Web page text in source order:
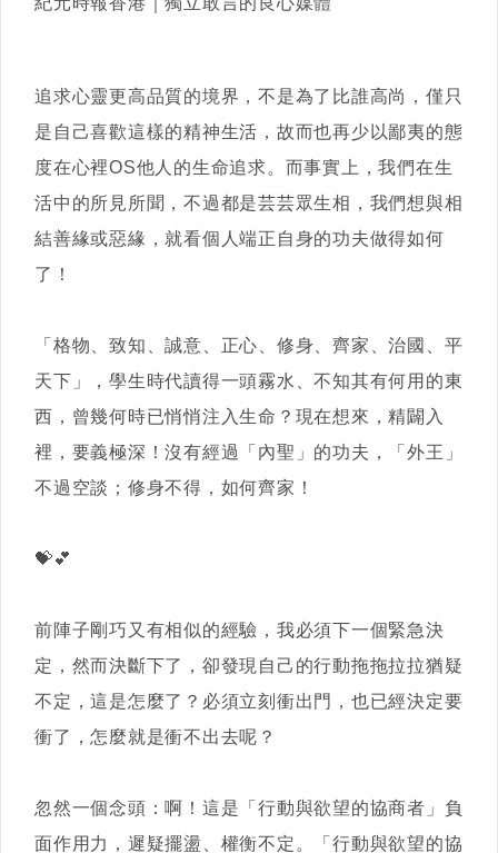
追求心靈更高品質的境界，不是為了比誰高尚，僅只
是自己喜歡這樣的精神生活，故而也再少以鄙夷的態
度在心裡OS他人的生命追求。而事實上，我們在生
活中的所見所聞，不過都是芸芸眾生相，我們想與相
結善緣或惡緣，就看個人端正自身的功夫做得如何
了！
「格物、致知、誠意、正心、修身、齊家、治國、平
天下」，學生時代讀得一頭霧水、不知其有何用的東
西，曾幾何時已悄悄注入生命？現在想來，精闢入
裡，要義極深！沒有經過「內聖」的功夫，「外王」
不過空談；修身不得，如何齊家！
💝💕
前陣子剛巧又有相似的經驗，我必須下一個緊急決
定，然而決斷下了，卻發現自己的行動拖拖拉拉猶疑
不定，這是怎麼了？必須立刻衝出門，也已經決定要
衝了，怎麼就是衝不出去呢？
忽然一個念頭：啊！這是「行動與欲望的協商者」負
面作用力，遲疑擺盪、權衡不定。「行動與欲望的協